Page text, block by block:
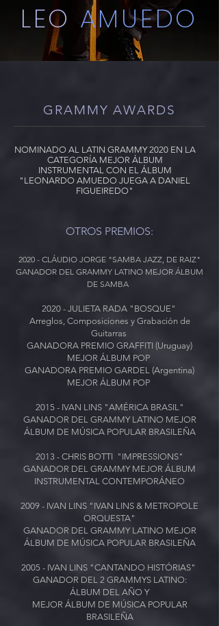
LEO AMUEDO
GRAMMY AWARDS
NOMINADO AL LATIN GRAMMY 2020 EN LA
CATEGORÍA MEJOR ÁLBUM
INSTRUMENTAL CON EL ÁLBUM
"LEONARDO AMUEDO JUEGA A DANIEL
FIGUEIREDO"
OTROS PREMIOS:
2020 - CLÁUDIO JORGE "SAMBA JAZZ, DE RAIZ"
GANADOR DEL GRAMMY LATINO MEJOR ÁLBUM
DE SAMBA
2020 - JULIETA RADA "BOSQUE"
Arreglos, Composiciones y Grabación de
Guitarras
GANADORA PREMIO GRAFFITI (Uruguay)
MEJOR ÁLBUM POP
GANADORA PREMIO GARDEL (Argentina)
MEJOR ÁLBUM POP
2015 - IVAN LINS "AMÉRICA BRASIL"
GANADOR DEL GRAMMY LATINO MEJOR
ÁLBUM DE MÚSICA POPULAR BRASILEÑA
2013 - CHRIS BOTTI "IMPRESSIONS"
GANADOR DEL GRAMMY MEJOR ÁLBUM
INSTRUMENTAL CONTEMPORÁNEO
2009 - IVAN LINS "IVAN LINS & METROPOLE
ORQUESTA"
GANADOR DEL GRAMMY LATINO MEJOR
ÁLBUM DE MÚSICA POPULAR BRASILEÑA
2005 - IVAN LINS "CANTANDO HISTÓRIAS"
GANADOR DEL 2 GRAMMYS LATINO:
ÁLBUM DEL AÑO Y
MEJOR ÁLBUM DE MÚSICA POPULAR
BRASILEÑA